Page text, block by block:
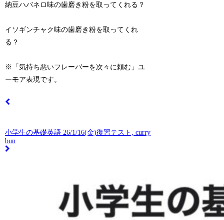
納豆ハバネロ味の歯磨き粉を取ってくれる？
イソギンチャク味の歯磨き粉を取ってくれ
る？
※「気持ち悪いフレーバーを次々に頼む」ユ
ーモア表現です。
小学生の基礎英語 26/1/16(金)復習テスト, curry
bun